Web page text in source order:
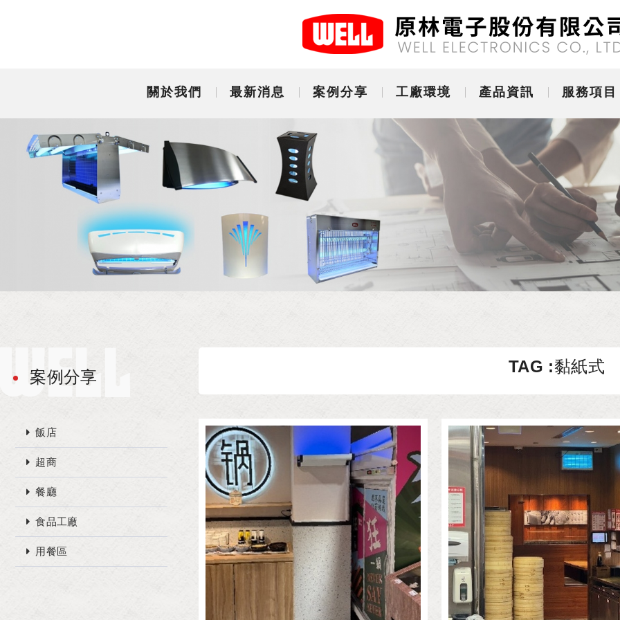
關於我們 最新消息 案例分享 工廠環境 產品資訊 服務項目
案例分享
飯店
超商
餐廳
食品工廠
用餐區
TAG :黏紙式